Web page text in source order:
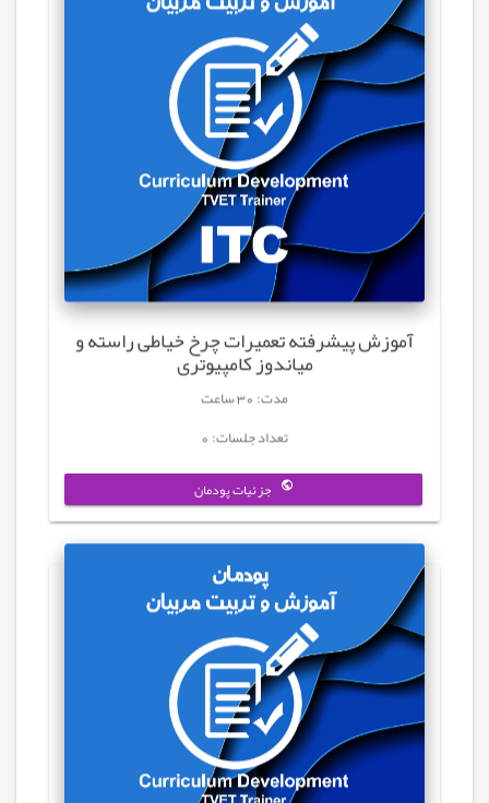
آموزش پیشرفته تعمیرات چرخ خیاطی راسته و
میاندوز کامپیوتری
مدت: 30 ساعت
تعداد جلسات: 0
جزئیات پودمان